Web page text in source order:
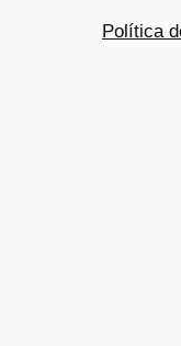
Política